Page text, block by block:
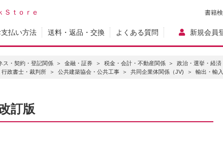
Ｓｔｏｒｅ 書籍
支払い方法 送料・返品・交換 よくある質問 新規会員
ス・契約・登記関係 金融・証券 税金・会計・不動産関係 政治・選挙・経済
政書士・裁判所 公共建築協会・公共工事 共同企業体関係（JV) 輸出・輸
訂版